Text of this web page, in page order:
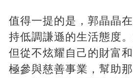
值得一提的是，郭晶晶
持低調謙遜的生活態度
但從不炫耀自己的財富
極參與慈善事業，幫助